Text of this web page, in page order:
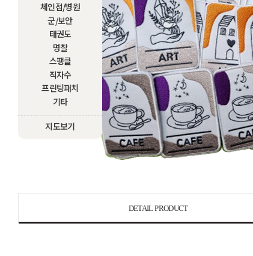
체인점/병원
군/보안
태권도
명찰
스팽클
직자수
프린팅패치
기타
지도보기
DETAIL PRODUCT